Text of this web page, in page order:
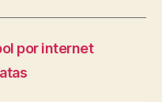
por internet